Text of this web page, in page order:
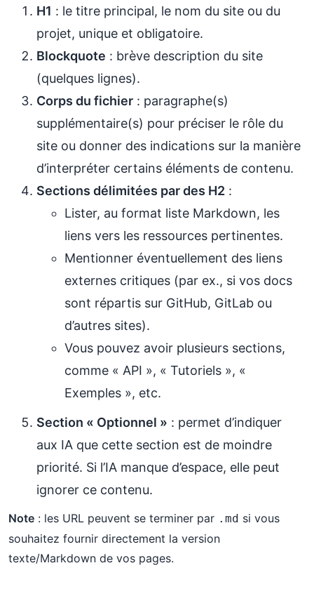
H1 : le titre principal, le nom du site ou du
projet, unique et obligatoire.
Blockquote : brève description du site
(quelques lignes).
Corps du fichier : paragraphe(s)
supplémentaire(s) pour préciser le rôle du
site ou donner des indications sur la manière
d’interpréter certains éléments de contenu.
Sections délimitées par des H2 :
Lister, au format liste Markdown, les
liens vers les ressources pertinentes.
Mentionner éventuellement des liens
externes critiques (par ex., si vos docs
sont répartis sur GitHub, GitLab ou
d’autres sites).
Vous pouvez avoir plusieurs sections,
comme « API », « Tutoriels », «
Exemples », etc.
Section « Optionnel » : permet d’indiquer
aux IA que cette section est de moindre
priorité. Si l’IA manque d’espace, elle peut
ignorer ce contenu.
Note : les URL peuvent se terminer par .md si vous
souhaitez fournir directement la version
texte/Markdown de vos pages.